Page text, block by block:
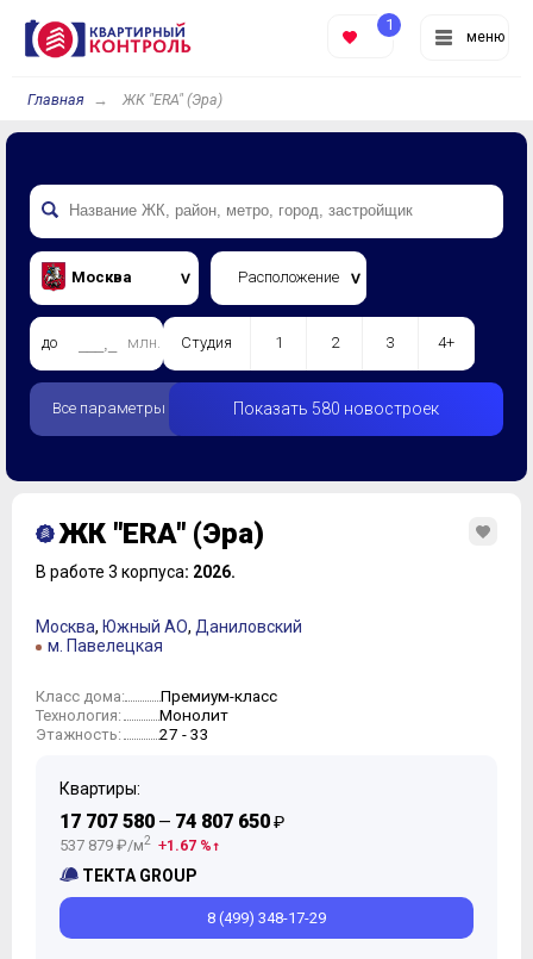
меню
1
Главная ЖК "ERA" (Эра)
Москва Расположение
до млн. Студия 1 2 3 4+
Все параметры Показать 580 новостроек
ЖК "ERA" (Эра)
В работе 3 корпуса: 2026.
Москва, Южный АО, Даниловский
м. Павелецкая
Класс дома: Премиум-класс
Технология: Монолит
Этажность: 27 - 33
Квартиры:
17 707 580 — 74 807 650₽
537 879 ₽/м2 1.67 %
ТЕКТА GROUP
8 (499) 348-17-29